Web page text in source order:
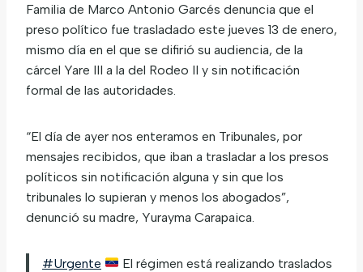
Familia de Marco Antonio Garcés denuncia que el
preso político fue trasladado este jueves 13 de enero,
mismo día en el que se difirió su audiencia, de la
cárcel Yare III a la del Rodeo II y sin notificación
formal de las autoridades.
“El día de ayer nos enteramos en Tribunales, por
mensajes recibidos, que iban a trasladar a los presos
políticos sin notificación alguna y sin que los
tribunales lo supieran y menos los abogados”,
denunció su madre, Yurayma Carapaica.
#Urgente
El régimen está realizando traslados